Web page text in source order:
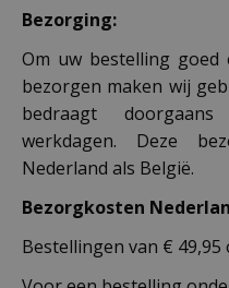
Bezorging:
Om uw bestelling
bezorgen maken wij
bedraagt
werkdagen. Deze
Nederland als België.
Bezorgkosten
Bestellingen van €